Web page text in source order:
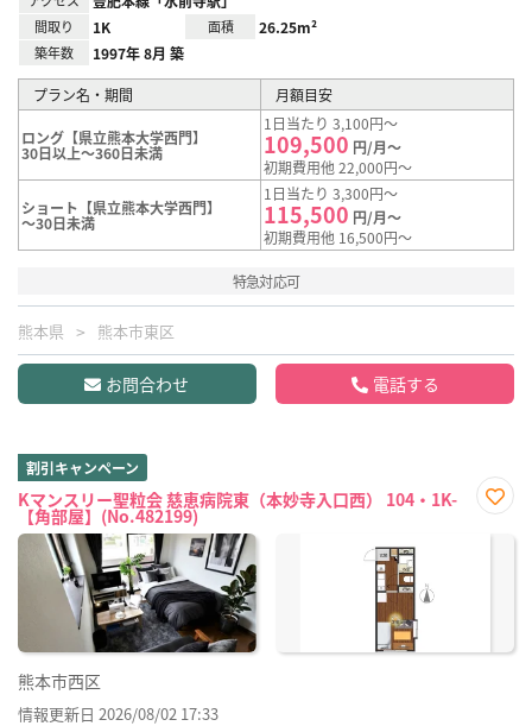
間取り 1K 面積 26.25m²
築年数 1997年 8月 築
プラン名・期間 月額目安
ロング【県立熊本大学西門】
30日以上～360日未満
1日当たり 3,100円～
109,500 円/月～
初期費用他 22,000円～
ショート【県立熊本大学西門】
～30日未満
1日当たり 3,300円～
115,500 円/月～
初期費用他 16,500円～
特急対応可
熊本県 熊本市東区
お問合わせ 電話する
割引キャンペーン
Kマンスリー聖粒会 慈恵病院東（本妙寺入口西） 104・1K-
【角部屋】(No.482199)
に入
熊本市西区
情報更新日 2026/08/02 17:33